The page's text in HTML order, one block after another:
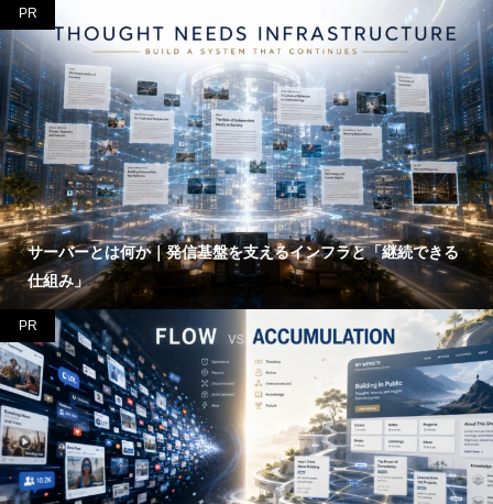
サーバーとは何か｜発信基盤を支えるインフラと「継続できる
仕組み」
PR
PR